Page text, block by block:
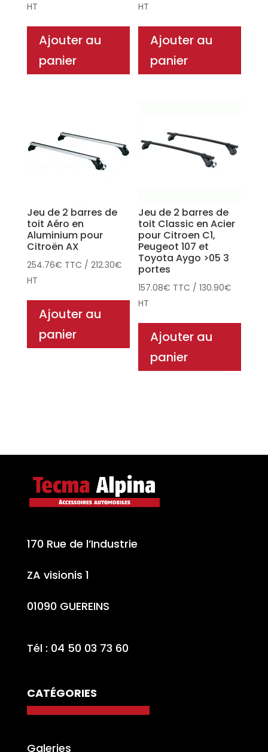
HT
Ajouter au
panier
HT
Ajouter au
panier
Jeu de 2 barres de
toit Aéro en
Aluminium pour
Citroën AX
254.76€ TTC / 212.30€
HT
Ajouter au
panier
Jeu de 2 barres de
toit Classic en Acier
pour Citroen C1,
Peugeot 107 et
Toyota Aygo >05 3
portes
157.08€ TTC /130.90€
HT
Ajouter au
panier
170 Rue de l’Industrie
ZA visionis 1
01090 GUEREINS
Tél : 04 50 03 73 60
CATÉGORIES
Galeries